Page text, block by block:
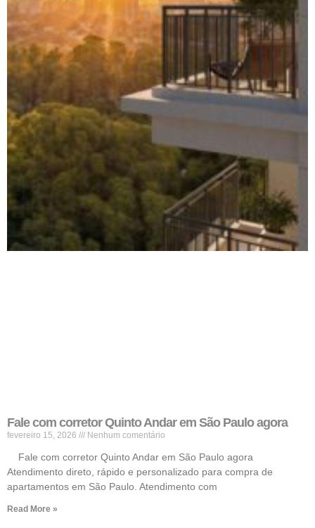
Fale com corretor Quinto Andar em São Paulo agora
fevereiro 15, 2026 Nenhum comentário
Fale com corretor Quinto Andar em São Paulo agora
Atendimento direto, rápido e personalizado para compra de
apartamentos em São Paulo. Atendimento com
Read More »